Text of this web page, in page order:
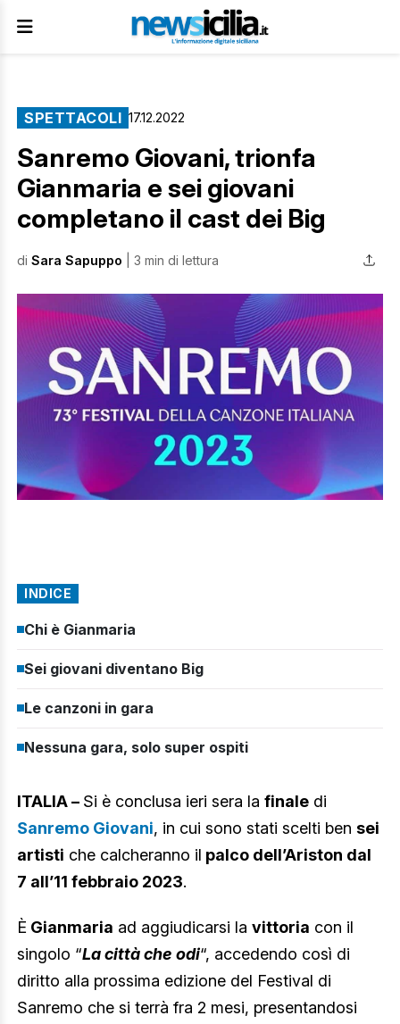
SPETTACOLI 17.12.2022
Sanremo Giovani, trionfa
Gianmaria e sei giovani
completano il cast dei Big
di Sara Sapuppo | 3 min di lettura
INDICE
Chi è Gianmaria
Sei giovani diventano Big
Le canzoni in gara
Nessuna gara, solo super ospiti
ITALIA – Si è conclusa ieri sera la finale di
Sanremo Giovani, in cui sono stati scelti ben sei
artisti che calcheranno il palco dell’Ariston dal
7 all’11 febbraio 2023.
È Gianmaria ad aggiudicarsi la vittoria con il
singolo “La città che odi“, accedendo così di
diritto alla prossima edizione del Festival di
Sanremo che si terrà fra 2 mesi, presentandosi